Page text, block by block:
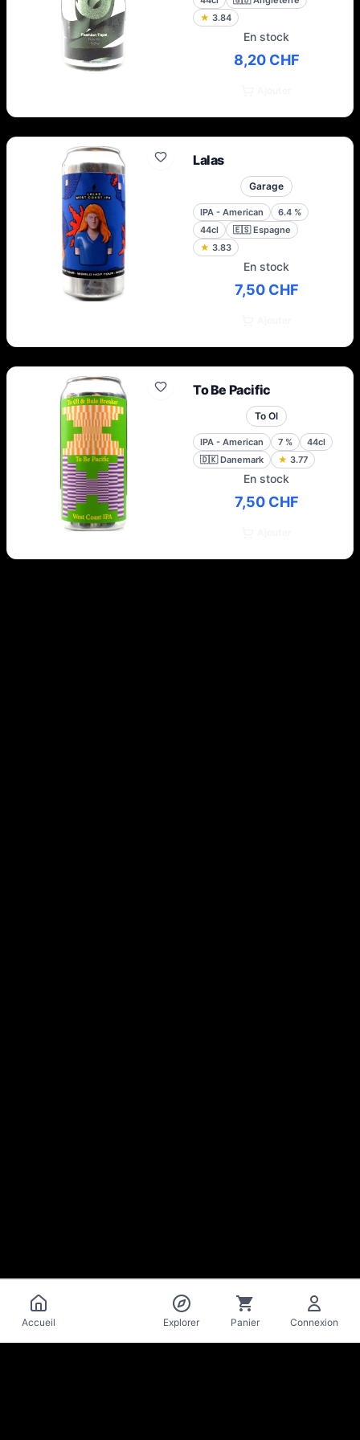
★ 3.84
En stock
8,20 CHF
Lalas
Garage
IPA - American 6.4 %
44cl
🇪🇸 Espagne
★ 3.83
En stock
7,50 CHF
To Be Pacific
To Ol
IPA - American 7 %
44cl
🇩🇰 Danemark ★ 3.77
En stock
7,50 CHF
Accueil Explorer Panier Connexion